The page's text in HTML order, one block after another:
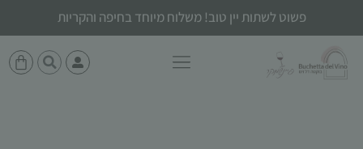
פשוט לשתות יין טוב! משלוח מיוחד בחיפה והקריות